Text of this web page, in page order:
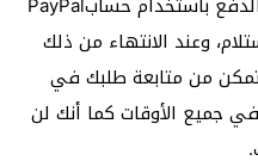
وعند الانتهاء من ذلك
من متابعة طلبك في
جميع الأوقات كما أنك لن